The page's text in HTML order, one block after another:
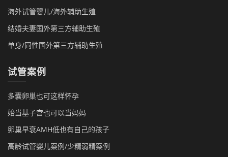
海外试管婴儿/海外辅助生殖
结婚夫妻国外第三方辅助生殖
单身/同性国外第三方辅助生殖
试管案例
多囊卵巢也可这样怀孕
始当基子宫也可以当妈妈
卵巢早衰AMH低也有自己的孩子
高龄试管婴儿案例/少精弱精案例